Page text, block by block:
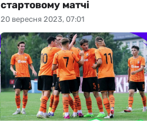
20 вересня 2023, 07:01
стартовому матчі